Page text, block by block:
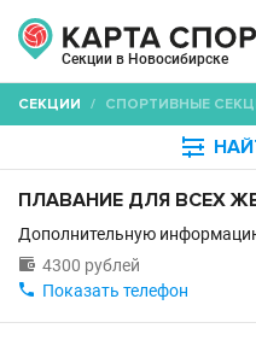
Секции в Новосибирске
СЕКЦИИ / СПОРТИВНЫЕ

ПЛАВАНИЕ ДЛЯ ВСЕХ
Дополнительную
 4300 рублей
 Показать телефон